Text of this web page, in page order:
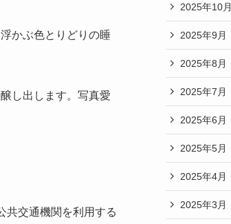
かぶ色とりどりの睡
し出します。写真愛
共交通機関を利用する
2025年10月
2025年9月
2025年8月
2025年7月
2025年6月
2025年5月
2025年4月
2025年3月